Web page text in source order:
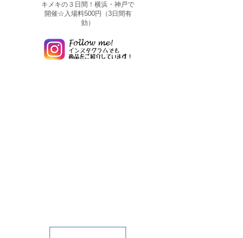
キメキの３日間！横浜・神戸で
開催☆入場料500円（3日間有
効）